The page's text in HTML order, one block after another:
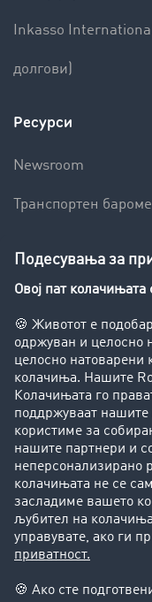
Inkasso
долгови)
Ресурси
Newsroom
Транспортен
Увид во
Забрани за возење
Фирма
Преку клиенти до
Успешни приказни
Поддршка
Поддршка
Правни прашања